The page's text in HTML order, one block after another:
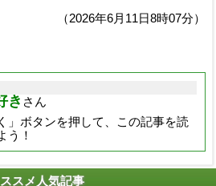
（2026年6月11日8時07分）
き さん
」ボタンを押して、この記事を読
う！
スメ人気記事